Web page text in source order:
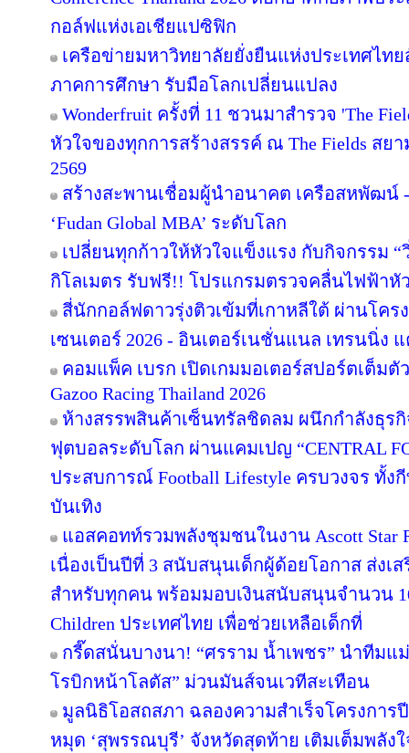
กอล์ฟแห่งเอเชียแปซิฟิก
เครือข่ายมหาวิทยาลัยยั่งยืนแห่งประเทศไท
ภาคการศึกษา รับมือโลกเปลี่ยนแปลง
Wonderfruit ครั้งที่ 11 ชวนมาสำรวจ 'The
หัวใจของทุกการสร้างสรรค์ ณ The Fields ส
2569
สร้างสะพานเชื่อมผู้นำอนาคต เครือสหพัฒ
‘Fudan Global MBA’ ระดับโลก
เปลี่ยนทุกก้าวให้หัวใจแข็งแรง กับกิจกรรม “
กิโลเมตร รับฟรี!! โปรแกรมตรวจคลื่นไฟฟ้าหั
สี่นักกอล์ฟดาวรุ่งติวเข้มที่เกาหลีใต้ ผ่านโคร
เซนเตอร์ 2026 - อินเตอร์เนชั่นแนล เทรนนิ่ง
คอมแพ็ค เบรก เปิดเกมมอเตอร์สปอร์ตเต็มตั
Gazoo Racing Thailand 2026
ห้างสรรพสินค้าเซ็นทรัลชิดลม ผนึกกำลังธุร
ฟุตบอลระดับโลก ผ่านแคมเปญ “CENTRAL
ประสบการณ์ Football Lifestyle ครบวงจร ทั้
บันเทิง
แอสคอทท์รวมพลังชุมชนในงาน Ascott Star
เนื่องเป็นปีที่ 3 สนับสนุนเด็กผู้ด้อยโอกาส ส่งเ
สำหรับทุกคน พร้อมมอบเงินสนับสนุนจำนวน
Children ประเทศไทย เพื่อช่วยเหลือเด็กที่
กรี๊ดสนั่นบางนา! “ศรราม น้ำเพชร” นำทีมแ
โรบิกหน้าโลตัส” ม่วนมันส์จนเวทีสะเทือน
มูลนิธิโอสถสภา ฉลองความสำเร็จโครงการ
หมุด ‘สุพรรณบุรี’ จังหวัดสุดท้าย เติมเต็มพลัง